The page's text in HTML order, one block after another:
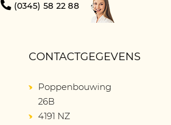
(0345) 58 22 88
CONTACTGEGEVENS
Poppenbouwing
26B
4191 NZ